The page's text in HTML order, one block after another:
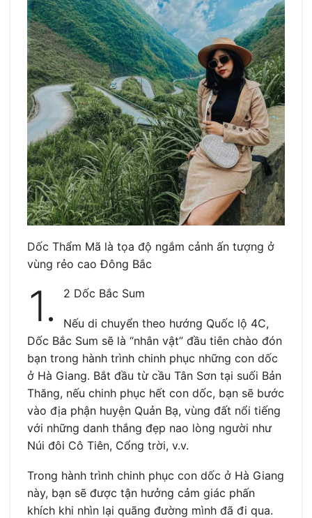
Dốc Thẩm Mã là tọa độ ngắm cảnh ấn tượng ở
vùng rẻo cao Đông Bắc
1. 2 Dốc Bắc Sum
Nếu di chuyển theo hướng Quốc lộ 4C,
Dốc Bắc Sum sẽ là “nhân vật” đầu tiên chào đón
bạn trong hành trình chinh phục những con dốc
ở Hà Giang. Bắt đầu từ cầu Tân Sơn tại suối Bản
Thăng, nếu chinh phục hết con dốc, bạn sẽ bước
vào địa phận huyện Quản Bạ, vùng đất nổi tiếng
với những danh thắng đẹp nao lòng người như
Núi đôi Cô Tiên, Cổng trời, v.v.
Trong hành trình chinh phục con dốc ở Hà Giang
này, bạn sẽ được tận hưởng cảm giác phấn
khích khi nhìn lại quãng đường mình đã đi qua.